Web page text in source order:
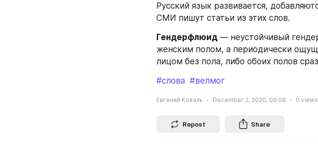
Русский язык развивается,
СМИ пишут статьи из этих слов.
Гендерфлюид — неустойчивый
женским полом, а периодически
лицом без пола, либо обоих полов
#слова #велмог
Евгений Коваль December 2, 2020, 09:08 0 views
Repost Share